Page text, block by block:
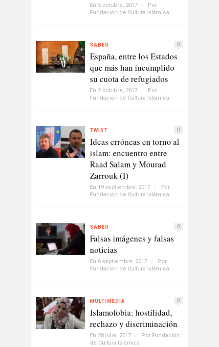
En 5 octubre, 2017 /
Por
Fundación de Cultura Islámica
SABER 0
España, entre los Estados
que más han incumplido
su cuota de refugiados
En 2 octubre, 2017 /
Por
Fundación de Cultura Islámica
TWIST 0
Ideas erróneas en torno al
islam: encuentro entre
Raad Salam y Mourad
Zarrouk (I)
En 19 septiembre, 2017 /
Por
Fundación de Cultura Islámica
SABER 0
Falsas imágenes y falsas
noticias
En 6 septiembre, 2017 /
Por
Fundación de Cultura Islámica
MULTIMEDIA 0
Islamofobia: hostilidad,
rechazo y discriminación
En 28 julio, 2017 / Por Fundación
de Cultura Islámica